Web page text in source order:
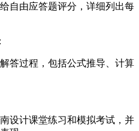
自由应答题评分，详细列出每
：
答过程，包括公式推导、计算
设计课堂练习和模拟考试，并